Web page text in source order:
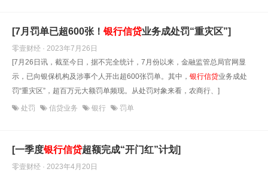
[7月罚单已超600张！银行信贷业务成处罚“重灾区”]
零壹财经 · 2023年7月26日
[7月26日讯，截至今日，据不完全统计，7月份以来，金融监管总局官网显
示，已向银保机构及涉事个人开出超600张罚单。其中， 银行信贷业务成处
罚“重灾区”，超百万元大额罚单频现。从处罚对象来看，农商行、]
处罚 信贷业务 银行 罚单
[一季度银行信贷超额完成“开门红”计划]
零壹财经 · 2023年4月20日